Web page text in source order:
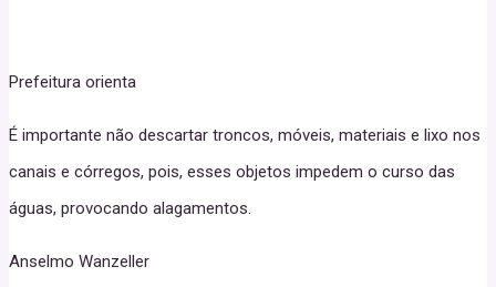
Prefeitura orienta
É importante não descartar troncos, móveis, materiais e lixo nos
canais e córregos, pois, esses objetos impedem o curso das
águas, provocando alagamentos.
Anselmo Wanzeller